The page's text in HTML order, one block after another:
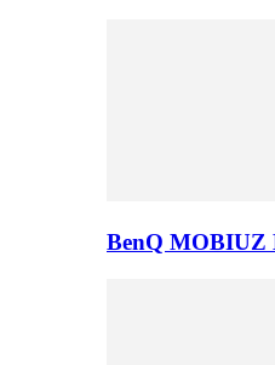
BenQ MOBIUZ